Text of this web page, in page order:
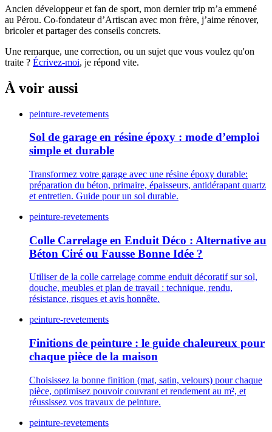
Ancien développeur et fan de sport, mon dernier trip m’a emmené
au Pérou. Co-fondateur d’Artiscan avec mon frère, j’aime rénover,
bricoler et partager des conseils concrets.
Une remarque, une correction, ou un sujet que vous voulez qu'on
traite ? Écrivez-moi, je répond vite.
À voir aussi
peinture-revetements
Sol de garage en résine époxy : mode d’emploi
simple et durable
Transformez votre garage avec une résine époxy durable:
préparation du béton, primaire, épaisseurs, antidérapant quartz
et entretien. Guide pour un sol durable.
peinture-revetements
Colle Carrelage en Enduit Déco : Alternative au
Béton Ciré ou Fausse Bonne Idée ?
Utiliser de la colle carrelage comme enduit décoratif sur sol,
douche, meubles et plan de travail : technique, rendu,
résistance, risques et avis honnête.
peinture-revetements
Finitions de peinture : le guide chaleureux pour
chaque pièce de la maison
Choisissez la bonne finition (mat, satin, velours) pour chaque
pièce, optimisez pouvoir couvrant et rendement au m², et
réussissez vos travaux de peinture.
peinture-revetements